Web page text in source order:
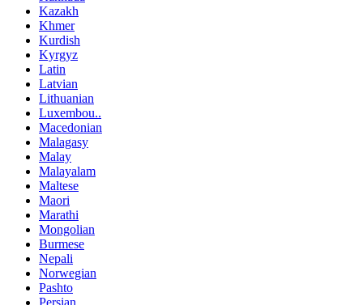
Kazakh
Khmer
Kurdish
Kyrgyz
Latin
Latvian
Lithuanian
Luxembou..
Macedonian
Malagasy
Malay
Malayalam
Maltese
Maori
Marathi
Mongolian
Burmese
Nepali
Norwegian
Pashto
Persian